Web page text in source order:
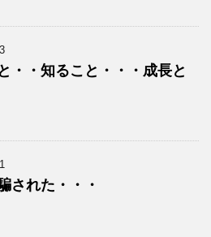
・・知ること・・・成長と
された・・・